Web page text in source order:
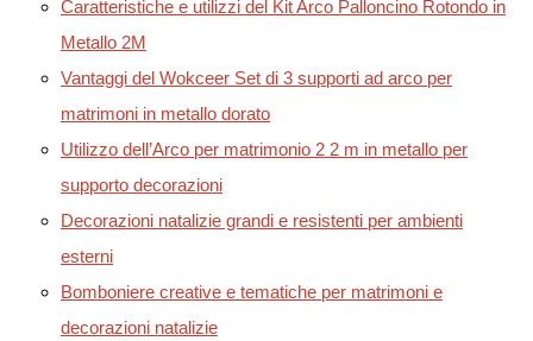
Caratteristiche e utilizzi del Kit Arco Palloncino Rotondo in
Metallo 2M
Vantaggi del Wokceer Set di 3 supporti ad arco per
matrimoni in metallo dorato
Utilizzo dell’Arco per matrimonio 2 2 m in metallo per
supporto decorazioni
Decorazioni natalizie grandi e resistenti per ambienti
esterni
Bomboniere creative e tematiche per matrimoni e
decorazioni natalizie